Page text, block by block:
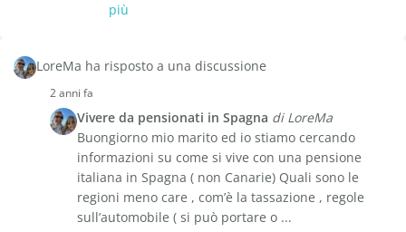
più
LoreMa ha risposto a una discussione
2 anni fa
Vivere da pensionati in Spagna di LoreMa
Buongiorno mio marito ed io stiamo cercando
informazioni su come si vive con una pensione
italiana in Spagna ( non Canarie) Quali sono le
regioni meno care , com’è la tassazione , regole
sull’automobile ( si può portare o ...